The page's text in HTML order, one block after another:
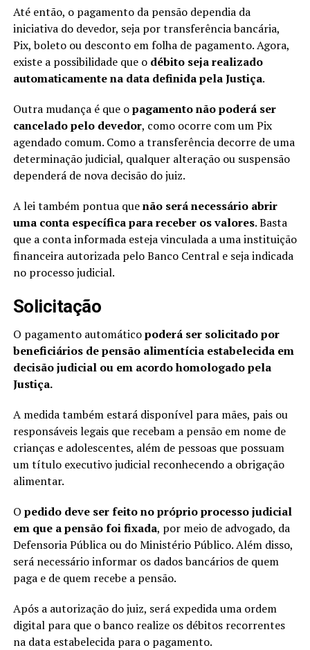
Até então, o pagamento da pensão dependia da
iniciativa do devedor, seja por transferência bancária,
Pix, boleto ou desconto em folha de pagamento. Agora,
existe a possibilidade que o débito seja realizado
automaticamente na data definida pela Justiça.
Outra mudança é que opagamento não poderá ser
cancelado pelo devedor, como ocorre com um Pix
agendado comum. Como a transferência decorre de uma
determinação judicial, qualquer alteração ou suspensão
dependerá de nova decisão do juiz.
A lei também pontua quenão será necessário abrir
uma conta específica para receber os valores. Basta
que a conta informada esteja vinculada a uma instituição
financeira autorizada pelo Banco Central e seja indicada
no processo judicial.
Solicitação
O pagamento automáticopoderá ser solicitado por
beneficiários de pensão alimentícia estabelecida em
decisão judicial ou em acordo homologado pela
Justiça.
A medida também estará disponível para mães, pais ou
responsáveis legais que recebam a pensão em nome de
crianças e adolescentes, além de pessoas que possuam
um título executivo judicial reconhecendo a obrigação
alimentar.
O pedido deve ser feito no próprio processo judicial
em que a pensão foi fixada, por meio de advogado, da
Defensoria Pública ou do Ministério Público. Além disso,
será necessário informar os dados bancários de quem
paga e de quem recebe a pensão.
Após a autorização do juiz, será expedida uma ordem
digital para que o banco realize os débitos recorrentes
na data estabelecida para o pagamento.